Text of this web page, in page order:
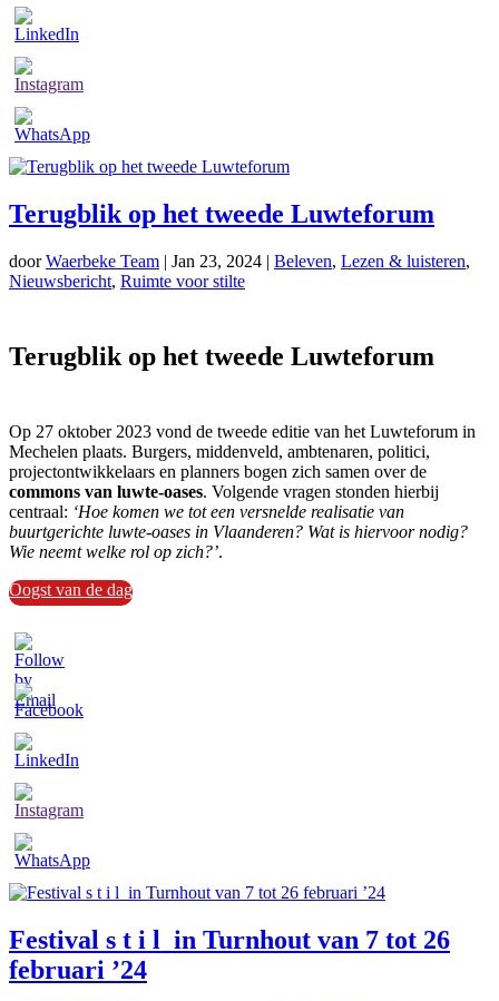
Terugblik op het tweede Luwteforum
doorWaerbeke Team | Jan 23, 2024 | Beleven, Lezen & luisteren,
Nieuwsbericht, Ruimte voor stilte
Terugblik op het tweede Luwteforum
Op 27 oktober 2023 vond de tweede editie van het Luwteforum in
Mechelen plaats. Burgers, middenveld, ambtenaren, politici,
projectontwikkelaars en planners bogen zich samen over de
commons van luwte-oases. Volgende vragen stonden hierbij
centraal: ‘Hoe komen we tot een versnelde realisatie van
buurtgerichte luwte-oases in Vlaanderen? Wat is hiervoor nodig?
Wie neemt welke rol op zich?’.
Oogst van de dag
Festival s t i l in Turnhout van 7 tot 26
februari ’24